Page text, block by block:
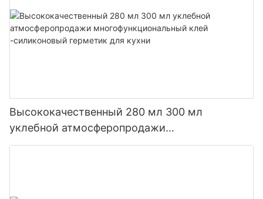
Высококачественный 280 мл 300 мл
уклебной атмосферопродажи
многофункциональный клей -силиконовый